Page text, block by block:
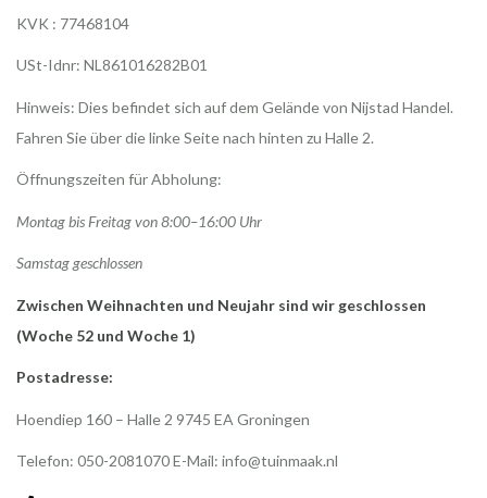
KVK : 77468104
USt-Idnr: NL861016282B01
Hinweis: Dies befindet sich auf dem Gelände von Nijstad Handel.
Fahren Sie über die linke Seite nach hinten zu Halle 2.
Öffnungszeiten für Abholung:
Montag bis Freitag von 8:00–16:00 Uhr
Samstag geschlossen
Zwischen Weihnachten und Neujahr sind wir geschlossen
(Woche 52 und Woche 1)
Postadresse:
Hoendiep 160 – Halle 2 9745 EA Groningen
Telefon: 050-2081070 E-Mail: info@tuinmaak.nl